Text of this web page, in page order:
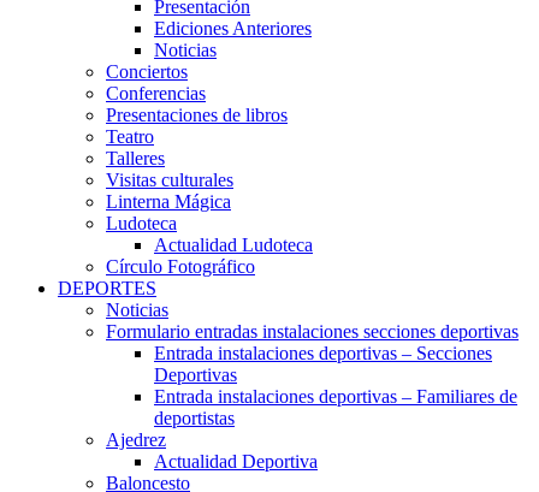
Presentación
Ediciones Anteriores
Noticias
Conciertos
Conferencias
Presentaciones de libros
Teatro
Talleres
Visitas culturales
Linterna Mágica
Ludoteca
Actualidad Ludoteca
Círculo Fotográfico
DEPORTES
Noticias
Formulario entradas instalaciones secciones deportivas
Entrada instalaciones deportivas – Secciones
Deportivas
Entrada instalaciones deportivas – Familiares de
deportistas
Ajedrez
Actualidad Deportiva
Baloncesto